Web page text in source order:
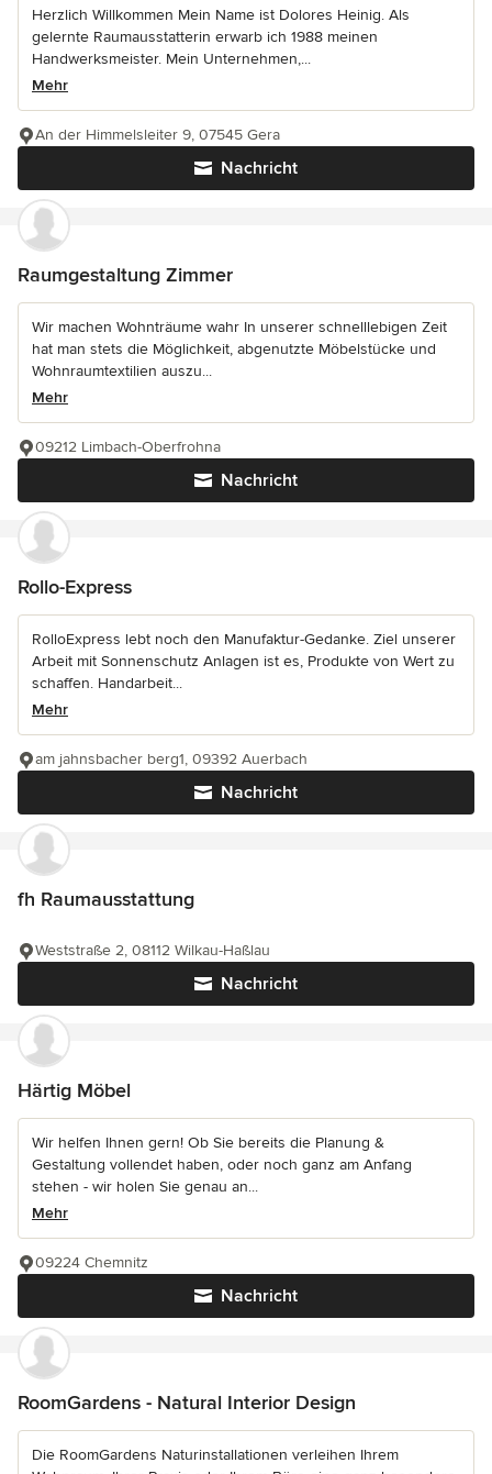
Herzlich Willkommen Mein Name ist Dolores Heinig. Als
gelernte Raumausstatterin erwarb ich 1988 meinen
Handwerksmeister. Mein Unternehmen,...
Mehr
Nachricht
An der Himmelsleiter 9, 07545 Gera
Raumgestaltung Zimmer
Wir machen Wohnträume wahr In unserer schnelllebigen Zeit
hat man stets die Möglichkeit, abgenutzte Möbelstücke und
Wohnraumtextilien auszu...
Mehr
Nachricht
09212 Limbach-Oberfrohna
Rollo-Express
RolloExpress lebt noch den Manufaktur-Gedanke. Ziel unserer
Arbeit mit Sonnenschutz Anlagen ist es, Produkte von Wert zu
schaffen. Handarbeit...
Mehr
Nachricht
am jahnsbacher berg1, 09392 Auerbach
fh Raumausstattung
Nachricht
Weststraße 2, 08112 Wilkau-Haßlau
Härtig Möbel
Wir helfen Ihnen gern! Ob Sie bereits die Planung &
Gestaltung vollendet haben, oder noch ganz am Anfang
stehen - wir holen Sie genau an...
Mehr
Nachricht
09224 Chemnitz
RoomGardens - Natural Interior Design
Die RoomGardens Naturinstallationen verleihen Ihrem